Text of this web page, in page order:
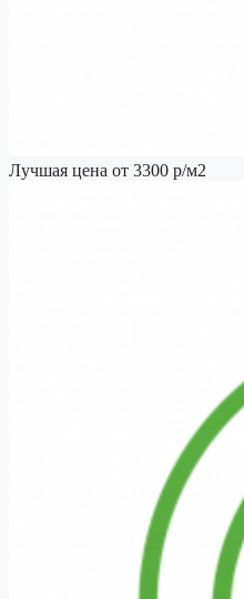
Лучшая цена от 3300 р/м2